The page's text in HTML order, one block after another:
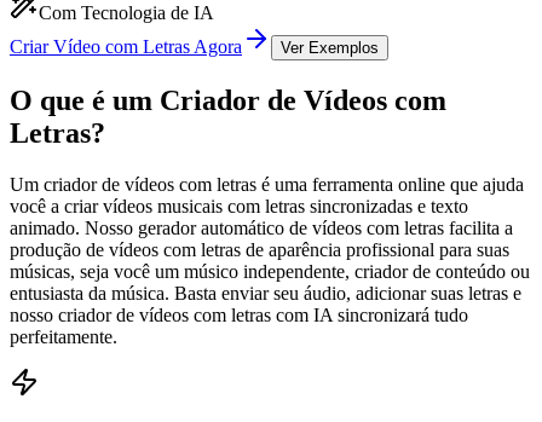
Com Tecnologia de IA
Criar Vídeo com Letras Agora
Ver Exemplos
O que é um Criador de Vídeos com
Letras?
Um criador de vídeos com letras é uma ferramenta online que ajuda
você a criar vídeos musicais com letras sincronizadas e texto
animado. Nosso gerador automático de vídeos com letras facilita a
produção de vídeos com letras de aparência profissional para suas
músicas, seja você um músico independente, criador de conteúdo ou
entusiasta da música. Basta enviar seu áudio, adicionar suas letras e
nosso criador de vídeos com letras com IA sincronizará tudo
perfeitamente.